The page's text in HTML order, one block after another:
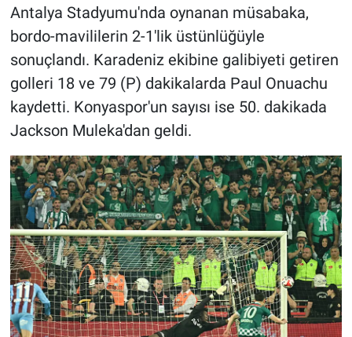
Antalya Stadyumu'nda oynanan müsabaka,
bordo-mavililerin 2-1'lik üstünlüğüyle
sonuçlandı. Karadeniz ekibine galibiyeti getiren
golleri 18 ve 79 (P) dakikalarda Paul Onuachu
kaydetti. Konyaspor'un sayısı ise 50. dakikada
Jackson Muleka'dan geldi.